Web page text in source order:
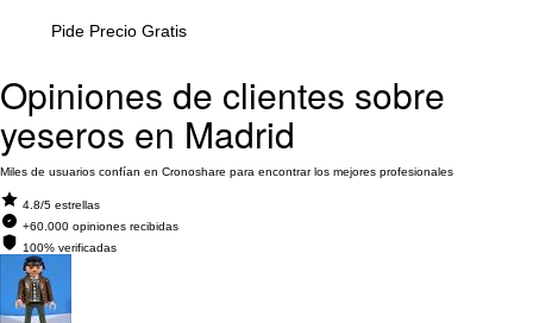
Pide Precio Gratis
Opiniones de clientes sobre
yeseros en Madrid
Miles de usuarios confían en Cronoshare para encontrar los mejores profesionales
4.8/5 estrellas
+60.000 opiniones recibidas
100% verificadas